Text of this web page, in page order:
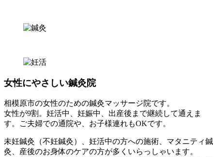
女性にやさしい鍼灸院
相模原市の女性のための鍼灸マッサージ院です。
女性が9割。妊活中、妊娠中、出産後まで継続して通えま
す。ご夫婦での通院や、お子様連れもOKです。
未妊鍼灸（不妊鍼灸）、妊活中の方への施術、マタニティ鍼
灸、産後のお身体のケアの方が多くいらっしゃいます。